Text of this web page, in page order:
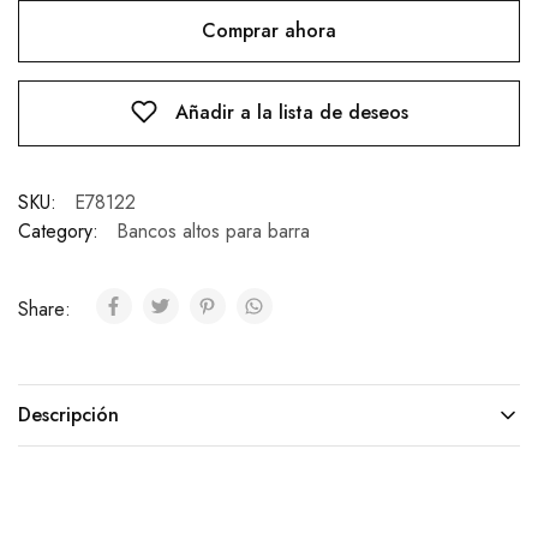
Comprar ahora
Añadir a la lista de deseos
SKU:
E78122
Category:
Bancos altos para barra
Share:
Descripción